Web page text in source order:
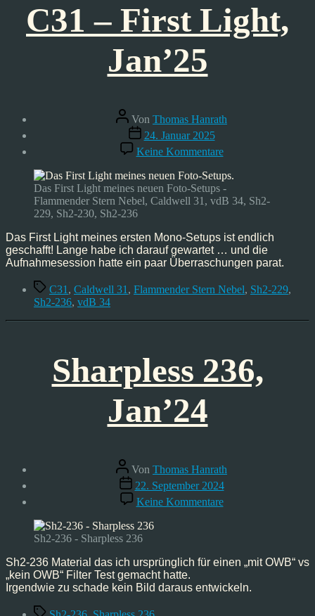
C31 – First Light,
Jan’25
Beitragsautor
Von Thomas Hanrath
Veröffentlichungsdatum
24. Januar 2025
Keine Kommentarezu
C31
–
First
Light,
Das First Light meines neuen Foto-Setups -
Flammender Stern Nebel, Caldwell 31, vdB 34, Sh2-
229, Sh2-230, Sh2-236
Das First Light meines ersten Mono-Setups ist endlich
geschafft! Lange habe ich darauf gewartet … und die
Aufnahmesession hatte ein paar Überraschungen parat.
Schlagwörter
C31 , Caldwell 31 , Flammender Stern Nebel, Sh2-229,
Sh2-236, vdB 34
Sharpless 236,
Jan’24
Beitragsautor
Von Thomas Hanrath
Veröffentlichungsdatum
22. September 2024
Keine Kommentarezu
Sharpless
Sh2-236 - Sharpless 236
Sh2-236 Material das ich ursprünglich für einen „mit OWB“ vs
„kein OWB“ Filter Test gemacht hatte.
Irgendwie zu schade kein Bild daraus entwickeln.
Schlagwörter